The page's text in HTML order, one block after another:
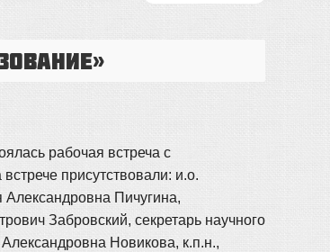
Публикации
рабочая встреча с
присутствовали: и.о.
Александровна Пичугина,
Забровский, секретарь научного
Новикова, к.п.н.,